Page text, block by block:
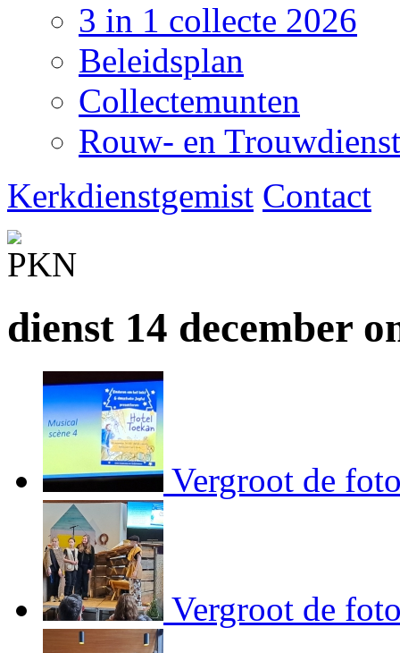
3 in 1 collecte 2026
Beleidsplan
Collectemunten
Rouw- en
Kerkdienstgemist Contact
dienst 14 december
Vergroot de
Vergroot de